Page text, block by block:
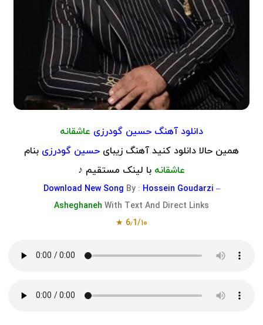
دانلود آهنگ حسین گودرزی عاشقانه
همین حالا دانلود کنید آهنگ زیبای حسین گودرزی بنام
عاشقانه با لینک مستقیم ♪
Download New Song By : Hossein Goudarzi –
Asheghaneh With Text And Direct Links
6٫1/۱۰ ★